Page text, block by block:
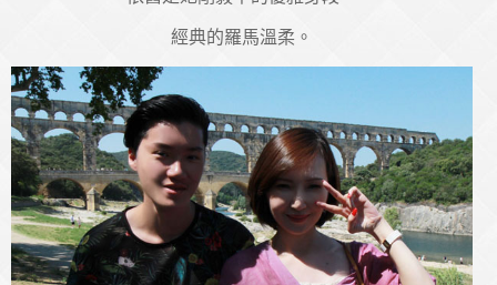
經典的羅馬溫柔。